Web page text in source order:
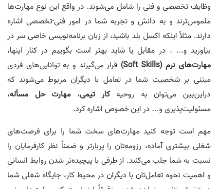
وظایف تخصصی و فنی را شامل می‌شوند. در واقع این نوع مهارت‌ها
ملموس‌ترند و به دانش و تجربه شما در امور فنی-تخصصی اشاره
دارند. مثلاً اینکه اکسل بلد باشید، از زبان برنامه‌نویسی خاصی سر در
بیاورید و... . در مقابل یا شاید بهتر است بگوییم در کنار اینها،
مهارت‌های نرم (Soft Skills)
قرار می‌گیرند و به توانایی‌های فردی
مبتنی بر شخصیت شما در تعامل با دیگران مربوط می‌شوند که
در‌این‌بین می‌توان به روحیهکار تیمی، مهارت حل مسأله،
مسئولیت‌پذیری و... در این خصوص اشاره کرد.
مهم است توجه کنید مهارت‌های سخت شما را برای فرصت‌های
شغلی بیشتری آماده، رزومه‌تان را پربارتر و ضمناً نظر کارفرمایان را
نسبت به شما جلب می‌کنند. از طرفی با پیچیده‌تر شدن روابط انسانی
و اهمیت نحوه تعامل‌تان با دیگران در محیط کار، جایگاه شغلی شما